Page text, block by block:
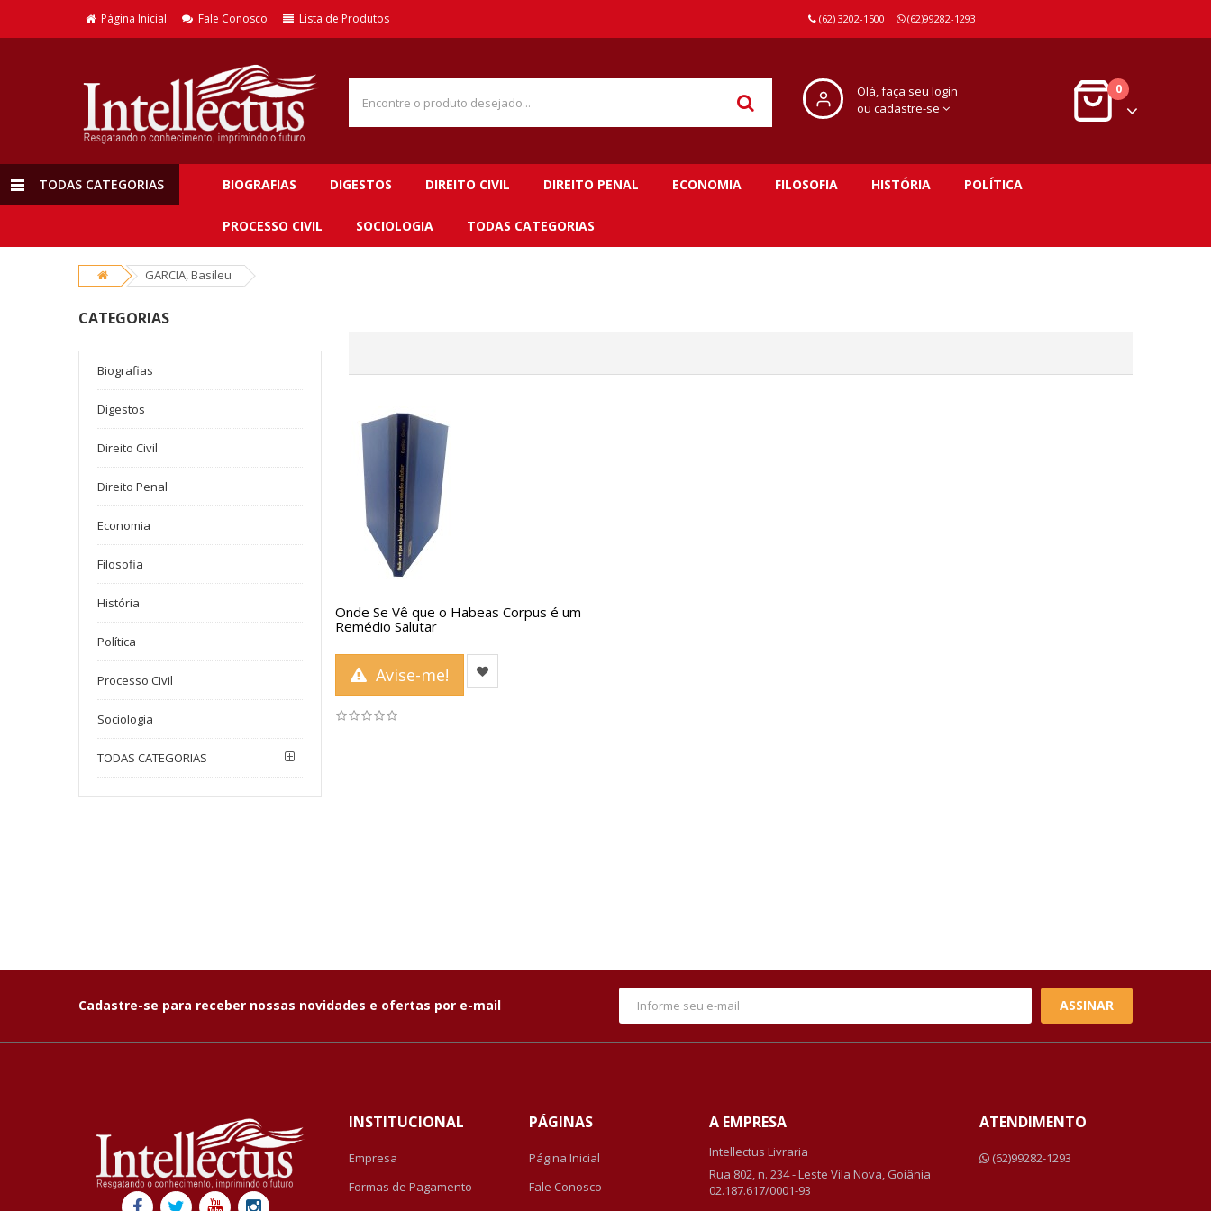
Página Inicial Fale Conosco Lista de Produtos (62) 3202-1500 (62)99282-1293
Olá, faça seu login
ou cadastre-se
0
TODAS CATEGORIAS BIOGRAFIAS DIGESTOS DIREITO CIVIL DIREITO PENAL ECONOMIA FILOSOFIA HISTÓRIA POLÍTICA
PROCESSO CIVIL SOCIOLOGIA TODAS CATEGORIAS
GARCIA, Basileu
CATEGORIAS
Biografias
Digestos
Direito Civil
Direito Penal
Economia
Filosofia
História
Política
Processo Civil
Sociologia
TODAS CATEGORIAS
Onde Se Vê que o Habeas Corpus é um
Remédio Salutar
Avise-me!
Cadastre-se para receber nossas novidades e ofertas por e-mail ASSINAR
INSTITUCIONAL
Empresa
Formas de Pagamento
PÁGINAS
Página Inicial
Fale Conosco
A EMPRESA
Intellectus Livraria
Rua 802, n. 234 - Leste Vila Nova, Goiânia
02.187.617/0001-93
ATENDIMENTO
(62)99282-1293